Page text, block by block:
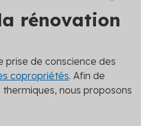
rénovation
prise de conscience des
copropriétés. Afin de
nous proposons